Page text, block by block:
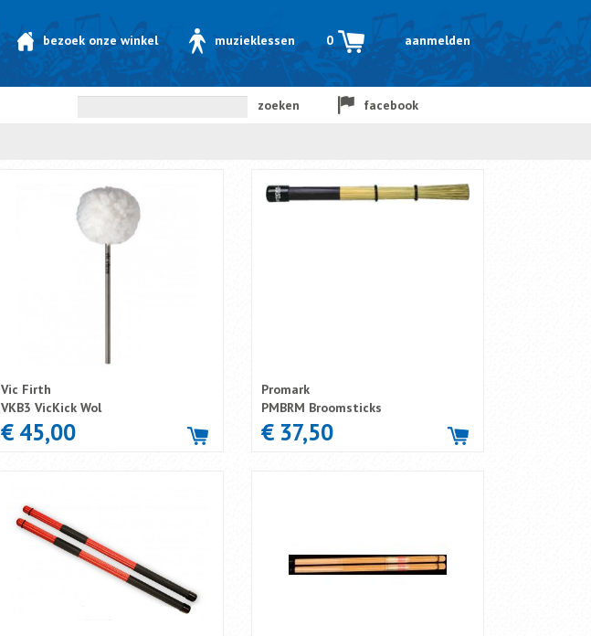
bezoek onze winkel muzieklessen 0 aanmelden
zoeken facebook
Vic Firth
VKB3 VicKick Wol
€ 45,00
Promark
PMBRM Broomsticks
€ 37,50